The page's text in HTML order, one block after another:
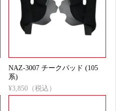
NAZ-3007 チークパッド (105
系)
¥3,850（税込）